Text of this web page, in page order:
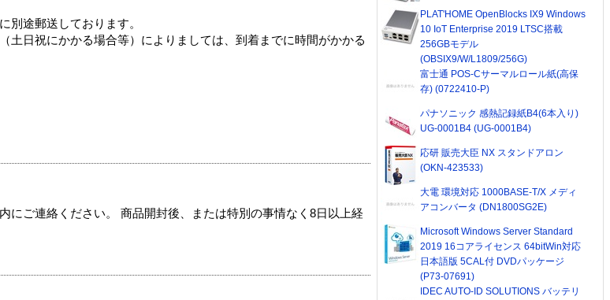
別途郵送しております。
土日祝にかかる場合等）によりましては、到着までに時間がかかる
にご連絡ください。 商品開封後、または特別の事情なく8日以上経
PLAT'HOME OpenBlocks IX9 Windows
10 IoT Enterprise 2019 LTSC搭載
256GBモデル
(OBSIX9/W/L1809/256G)
富士通 POS-Cサーマルロール紙(高保
存) (0722410-P)
パナソニック 感熱記録紙B4(6本入り)
UG-0001B4 (UG-0001B4)
応研 販売大臣 NX スタンドアロン
(OKN-423533)
大電 環境対応 1000BASE-T/X メディ
アコンバータ (DN1800SG2E)
Microsoft Windows Server Standard
2019 16コアライセンス 64bitWin対応
日本語版 5CAL付 DVDパッケージ
(P73-07691)
IDEC AUTO-ID SOLUTIONS バッテリ